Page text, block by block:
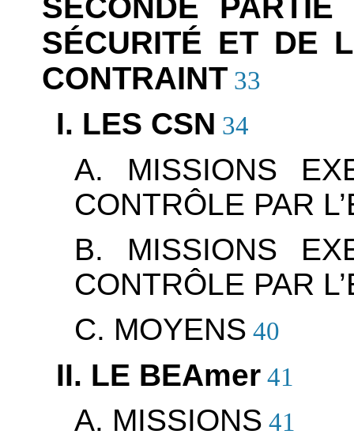
SECONDE
SÉCURITÉ ET DE
CONTRAINT33
I. LES CSN 34
A. MISSIONS
CONTRÔLE PAR
B. MISSIONS
CONTRÔLE PAR
C. MOYENS 40
II. LE BEAmer 41
A. MISSIONS 41